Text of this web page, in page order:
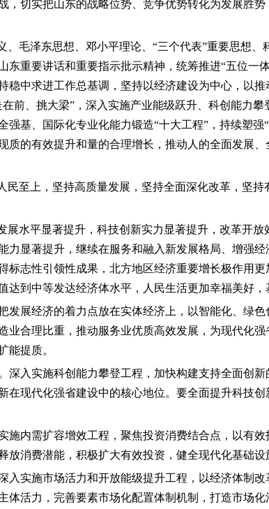
切实把山东的战略位势、竞争优势转化为发展胜
毛泽东思想、邓小平理论、“三个代表”重要思想
重要讲话和重要指示批示精神，统筹推进“五位一
中求进工作总基调，坚持以经济建设为中心，以
前、挑大梁”，深入实施产业能级跃升、科创能力
基、国际化专业化能力锻造“十大工程”，持续塑
的有效提升和量的合理增长，推动人的全面发展
至上，坚持高质量发展，坚持全面深化改革，坚
水平显著提升，科技创新实力显著提升，改革开
显著提升，继续在服务和融入新发展格局、增强
志性引领性成果，北方地区经济重要增长极作用
到中等发达经济体水平，人民生活更加幸福美好，
展经济的着力点放在实体经济上，以智能化、绿
合理比重，推动服务业优质高效发展，为现代化
能提质。
入实施科创能力攀登工程，加快构建支持全面创
现代化强省建设中的核心地位。要全面提升科技
内需扩容增效工程，聚焦投资消费结合点，以有
消费潜能，积极扩大有效投资，健全现代化基础设
实施市场活力和开放能级提升工程，以经济体制
活力，完善要素市场化配置体制机制，打造市场